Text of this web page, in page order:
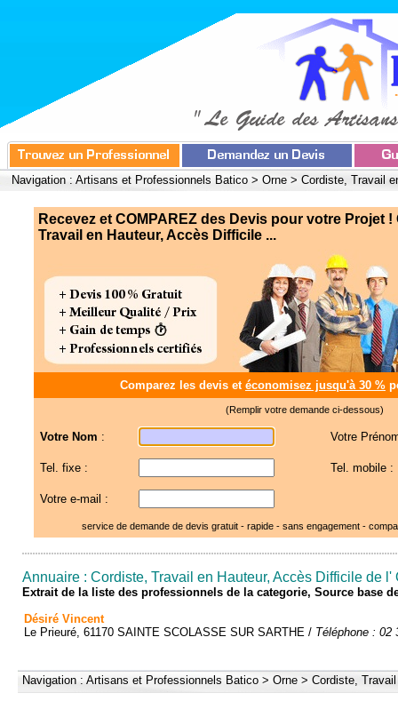
Navigation : Artisans et Professionnels Batico > Orne > Cordiste, Travail
Recevez et COMPAREZ des Devis pour votre Projet !
Travail en Hauteur, Accès Difficile ...
Comparez les devis et économisez jusqu'à 30 %
(Remplir votre demande ci-dessous)
Votre Nom : Votre
Tel. fixe : Tel. mobile :
Votre e-mail :
service de demande de devis gratuit - rapide - sans engagement -
Annuaire : Cordiste, Travail en Hauteur, Accès Difficile de l'
Extrait de la liste des professionnels de la categorie, Source base
Désiré Vincent
Le Prieuré, 61170 SAINTE SCOLASSE SUR SARTHE / Téléphone : 02
Navigation : Artisans et Professionnels Batico > Orne > Cordiste,